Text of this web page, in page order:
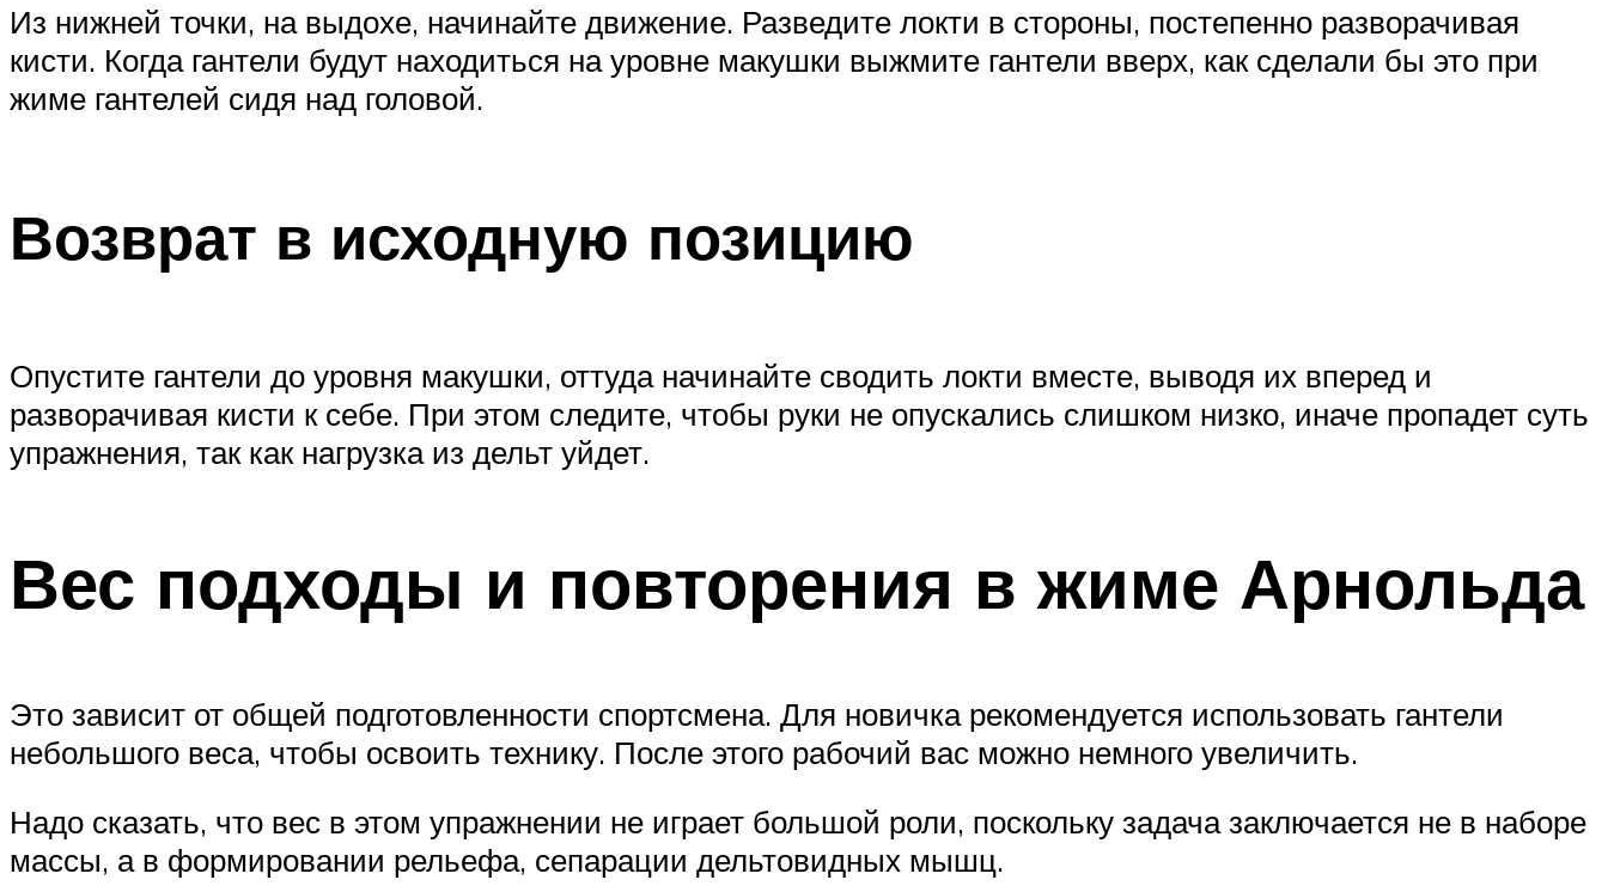
Из нижней точки, на выдохе, начинайте движение. Разведите локти в стороны, постепенно разворачивая
кисти. Когда гантели будут находиться на уровне макушки выжмите гантели вверх, как сделали бы это при
жиме гантелей сидя над головой.
Возврат в исходную позицию
Опустите гантели до уровня макушки, оттуда начинайте сводить локти вместе, выводя их вперед и
разворачивая кисти к себе. При этом следите, чтобы руки не опускались слишком низко, иначе пропадет суть
упражнения, так как нагрузка из дельт уйдет.
Вес подходы и повторения в жиме Арнольда
Это зависит от общей подготовленности спортсмена. Для новичка рекомендуется использовать гантели
небольшого веса, чтобы освоить технику. После этого рабочий вас можно немного увеличить.
Надо сказать, что вес в этом упражнении не играет большой роли, поскольку задача заключается не в наборе
массы, а в формировании рельефа, сепарации дельтовидных мышц.